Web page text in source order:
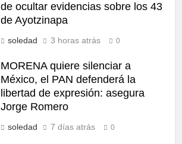
de ocultar evidencias sobre los 43
de Ayotzinapa
soledad 3 horas atrás 0
MORENA quiere silenciar a
México, el PAN defenderá la
libertad de expresión: asegura
Jorge Romero
soledad 7 días atrás 0